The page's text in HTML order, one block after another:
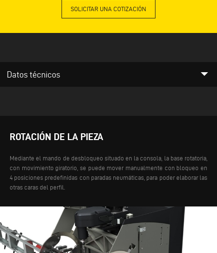
SOLICITAR UNA COTIZACIÓN
Datos técnicos arrow_drop_down
ROTACIÓN DE LA PIEZA
Mediante el mando de desbloqueo situado en la consola, la base rotatoria,
con movimiento giratorio, se puede mover manualmente con bloqueo en
4 posiciones predefinidas con paradas neumáticas, para poder elaborar las
otras caras del perfil.